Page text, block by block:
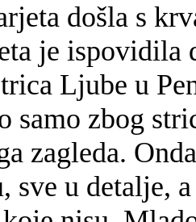
došla s
je ispovidila
Ljube u
samo zbog
zagleda.
sve u detalje,